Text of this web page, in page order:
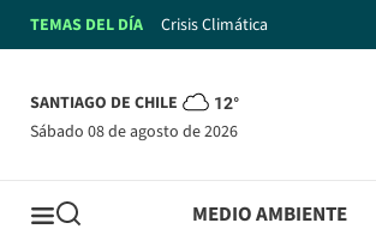
TEMAS DEL DÍA Crisis Climática
SANTIAGO DE CHILE 12°
sábado 08 de agosto de 2026
MEDIO AMBIENTE